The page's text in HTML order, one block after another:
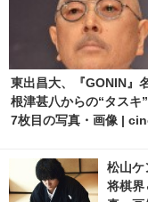
東出昌大、『GONIN』
根津甚八からの“タスキ
7枚目の写真・画像 |
松山ケ
将棋界